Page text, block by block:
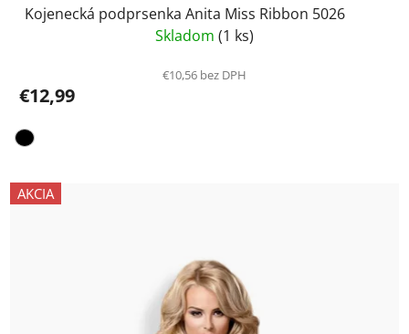
Kojenecká podprsenka Anita Miss Ribbon 5026
Skladom (1 ks)
€10,56 bez DPH
€12,99
AKCIA